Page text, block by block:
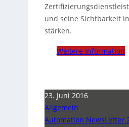
und seine Sichtbarkeit
stärken.
Weitere Information
23. Juni 2016
Allgemein
Automation NewsLetter